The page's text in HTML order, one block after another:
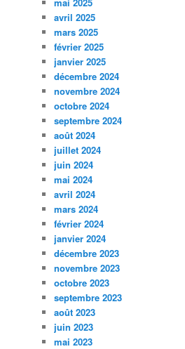
avril 2025
mars 2025
février 2025
janvier 2025
décembre 2024
novembre 2024
octobre 2024
septembre 2024
août 2024
juillet 2024
juin 2024
mai 2024
avril 2024
mars 2024
février 2024
janvier 2024
décembre 2023
novembre 2023
octobre 2023
septembre 2023
août 2023
juin 2023
mai 2023